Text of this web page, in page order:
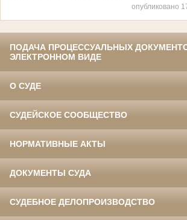
опубликовано
ПОДАЧА ПРОЦЕССУАЛЬНЫХ
ЭЛЕКТРОННОМ ВИДЕ
О СУДЕ
СУДЕЙСКОЕ СООБЩЕСТВО
НОРМАТИВНЫЕ АКТЫ
ДОКУМЕНТЫ СУДА
СУДЕБНОЕ ДЕЛОПРОИЗВОДСТВО